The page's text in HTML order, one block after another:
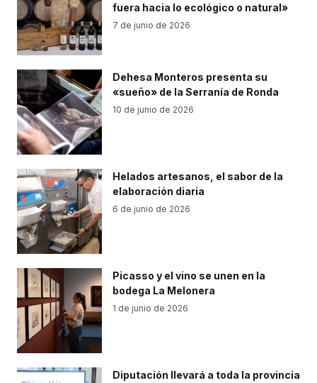
fuera hacia lo ecológico o natural»
7 de junio de 2026
Dehesa Monteros presenta su
«sueño» de la Serranía de Ronda
10 de junio de 2026
Helados artesanos, el sabor de la
elaboración diaria
6 de junio de 2026
Picasso y el vino se unen en la
bodega La Melonera
1 de junio de 2026
Diputación llevará a toda la provincia